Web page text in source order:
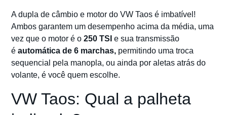
A dupla de câmbio e motor do VW Taos é imbatível!
Ambos garantem um desempenho acima da média, uma
vez que o motor é o 250 TSI e sua transmissão
éautomática de 6 marchas, permitindo uma troca
sequencial pela manopla, ou ainda por aletas atrás do
volante, é você quem escolhe.
VW Taos: Qual a palheta